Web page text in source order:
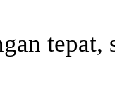
tepat,